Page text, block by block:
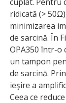
ridicată (>
minimizarea
de sarcină. În
OPA350 într-
un tampon
de sarcină.
ieşire a
Ceea ce